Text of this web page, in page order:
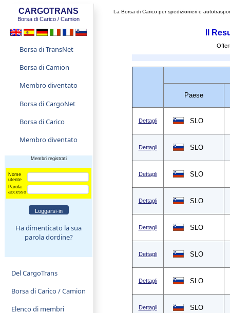
CARGOTRANS
Borsa di Carico / Camion
Borsa di TransNet
Borsa di Camion
Membro diventato
Borsa di CargoNet
Borsa di Carico
Membro diventato
Membri registrati
Nome
utente
Parola
accesso
Ha dimenticato la sua
parola dordine?
Del CargoTrans
Borsa di Carico / Camion
Elenco di membri
La Borsa di Carico per spedizionieri e
Il
Paese
Dettagli SLO
Dettagli SLO
Dettagli SLO
Dettagli SLO
Dettagli SLO
Dettagli SLO
Dettagli SLO
Dettagli SLO